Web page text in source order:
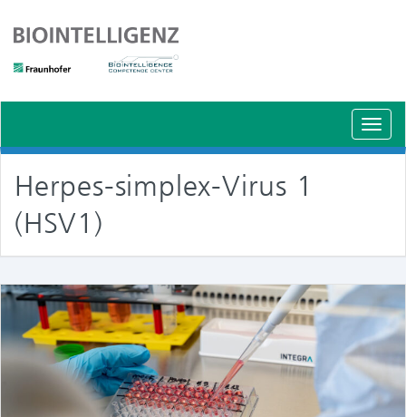
Herpes-simplex-Virus 1
(HSV1)